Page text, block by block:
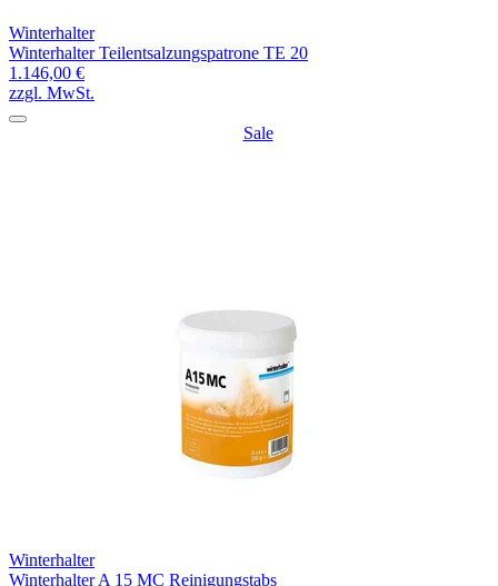
Winterhalter
Winterhalter Teilentsalzungspatrone TE 20
1.146,00 €
zzgl. MwSt.
Sale
Winterhalter
Winterhalter A 15 MC Reinigungstabs